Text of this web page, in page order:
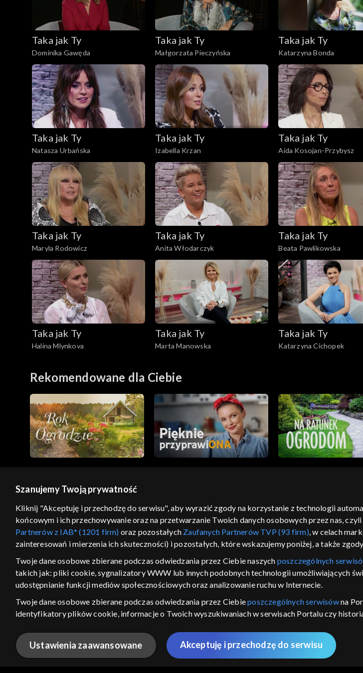
Taka jak Ty
Dominika Gawęda
Taka jak Ty
Małgorzata Pieczyńska
Taka jak Ty
Katarzyna Bonda
Taka jak Ty
Natasza Urbańska
Taka jak Ty
Izabella Krzan
Taka jak Ty
Aida Kosojan-Przybysz
Taka jak Ty
Maryla Rodowicz
Taka jak Ty
Anita Włodarczyk
Taka jak Ty
Beata Pawlikowska
Taka jak Ty
Halina Mlynkova
Taka jak Ty
Marta Manowska
Taka jak Ty
Katarzyna Cichopek
Rekomendowane dla Ciebie
GEOLOKALIZACJA
ŁĄCZYSZ SIĘ SPOZA POLSKI
Kraj, z którego się łączysz, to Stany Zjednoczone ,
w związku z czym część tytułów na platformie TVP
materiały możesz obejrzeć.
ANULUJ SPRAWDŹ
regulamin serwisu cennik polityka prywatności moje zgody pomoc kontakt
Szanujemy Twoją prywatność
Kliknij "Akceptuję i przechodzę do serwisu", aby wyrazić zgody na korzystanie z technologii
końcowym i ich przechowywanie oraz na przetwarzanie Twoich danych osobowych przez nas,
Partnerów z IAB* (1201 firm) oraz pozostałych Zaufanych Partnerów TVP (93 firm), w celach
zainteresowań i mierzenia ich skuteczności) i pozostałych, które wskazujemy poniżej, a także
Twoje dane osobowe zbierane podczas odwiedzania przez Ciebie naszych poszczególnych
takich jak: pliki cookie, sygnalizatory WWW lub innych podobnych technologii umożliwiających
udostępnianie funkcji mediów społecznościowych oraz analizowanie ruchu w Internecie.
Twoje dane osobowe zbierane podczas odwiedzania przez Ciebieposzczególnych serwisówna
identyfikatory plików cookie, informacje o Twoich wyszukiwaniach w serwisach Portalu czy
wyboru spersonalizowanych reklam, tworzenia profilu spersonalizowanych reklam, tworzenia
wydajności reklam, pomiaru wydajności treści, stosowania badań rynkowych w celu generowania
bezpieczeństwa, zapobiegania oszustwom i usuwania błędów, technicznego dostarczania reklam
Ustawienia zaawansowane Akceptuję i przechodzę do serwisu